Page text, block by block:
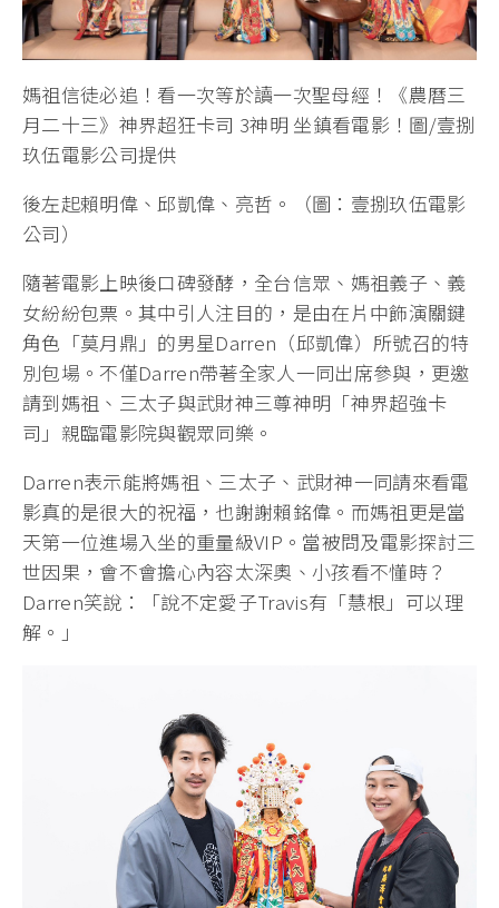
媽祖信徒必追！看一次等於讀一次聖母經！《農曆三
月二十三》神界超狂卡司 3神明 坐鎮看電影！圖/壹捌
玖伍電影公司提供
後左起賴明偉、邱凱偉、亮哲。（圖：壹捌玖伍電影
公司）
隨著電影上映後口碑發酵，全台信眾、媽祖義子、義
女紛紛包票。其中引人注目的，是由在片中飾演關鍵
角色「莫月鼎」的男星Darren（邱凱偉）所號召的特
別包場。不僅Darren帶著全家人一同出席參與，更邀
請到媽祖、三太子與武財神三尊神明「神界超強卡
司」親臨電影院與觀眾同樂。
Darren表示能將媽祖、三太子、武財神一同請來看電
影真的是很大的祝福，也謝謝賴銘偉。而媽祖更是當
天第一位進場入坐的重量級VIP。當被問及電影探討三
世因果，會不會擔心內容太深奧、小孩看不懂時？
Darren笑說：「說不定愛子Travis有「慧根」可以理
解。」